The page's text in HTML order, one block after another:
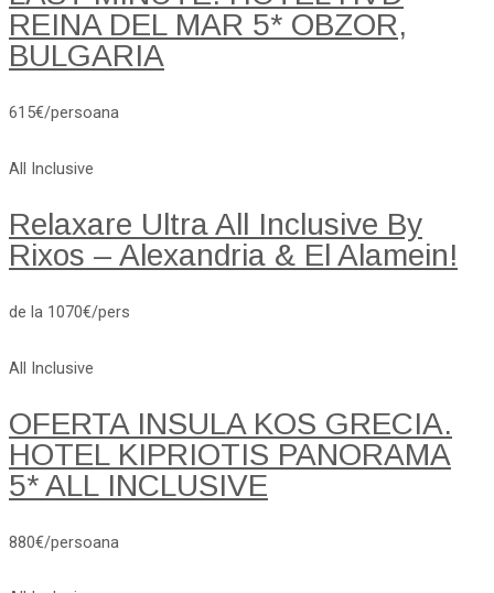
REINA DEL MAR 5* OBZOR,
BULGARIA
615€/persoana
All Inclusive
Relaxare Ultra All Inclusive By
Rixos – Alexandria & El Alamein!
de la 1070€/pers
All Inclusive
OFERTA INSULA KOS GRECIA.
HOTEL KIPRIOTIS PANORAMA
5* ALL INCLUSIVE
880€/persoana